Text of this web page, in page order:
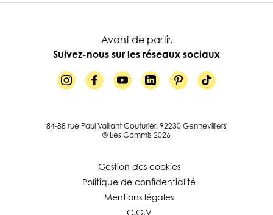
Avant de partir,
Suivez-nous sur les réseaux sociaux
84-88 rue Paul Vaillant Couturier, 92230 Gennevilliers
© Les Commis 2026
Gestion des cookies
Politique de confidentialité
Mentions légales
C.G.V